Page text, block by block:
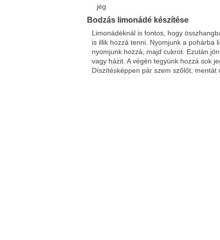
jég
Bodzás limonádé készítése
Limonádéknál is fontos, hogy
is illik hozzá tenni. Nyomjunk a pohárba
nyomjunk hozzá, majd cukrot. Ezután
vagy házit. A végén tegyünk hozzá sok
Díszítésképpen pár szem szőlőt, mentát